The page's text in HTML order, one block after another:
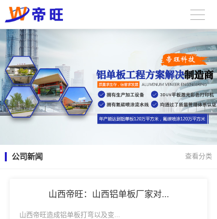
公司新闻 查看分类
山西帝旺：山西铝单板厂家对...
山西帝旺造成铝单板打弯以及变...